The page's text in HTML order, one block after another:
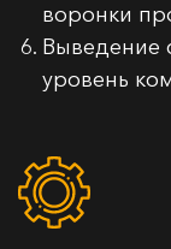
воронки
Выведение
уровень